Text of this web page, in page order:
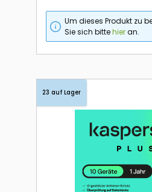
Um dieses Produkt zu
Sie sich bittehieran.
23 auf Lager